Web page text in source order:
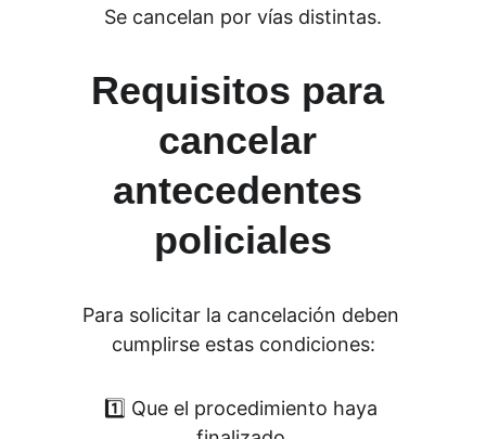
Se cancelan por vías distintas.
Requisitos para
cancelar
antecedentes
policiales
Para solicitar la cancelación deben
cumplirse estas condiciones:
1️⃣ Que el procedimiento haya